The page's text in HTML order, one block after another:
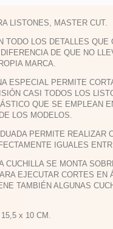
LISTONES, MASTER CUT.
TODO LOS DETALLES QUE
DE QUE NO
MARCA.
ESPECIAL PERMITE
CASI TODOS LOS
QUE SE EMPLEAN
LOS MODELOS.
PERMITE REALIZAR
IGUALES
CUCHILLA SE MONTA
EJECUTAR CORTES EN
TAMBIÉN ALGUNAS
x 10 CM.